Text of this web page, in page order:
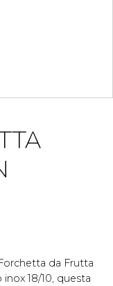
da Frutta
18/10, questa